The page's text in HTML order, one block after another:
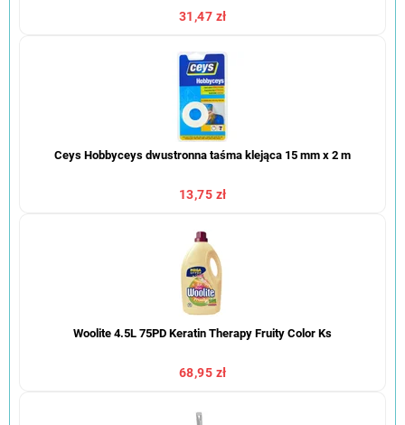
31,47 zł
Ceys Hobbyceys dwustronna taśma klejąca 15 mm x 2 m
13,75 zł
Woolite 4.5L 75PD Keratin Therapy Fruity Color Ks
68,95 zł